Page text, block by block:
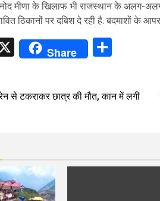
मीणा के खिलाफ भी राजस्थान के अलग-
ठिकानों पर दबिश दे रही है. बदमाशों के
X Share
से टकराकर छात्र की मौत, कान में लगी